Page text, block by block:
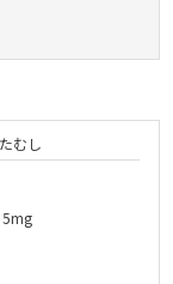
むし
5mg